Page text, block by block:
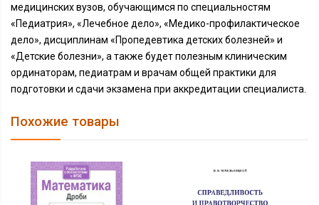
медицинских вузов, обучающимся по специальностям
«Педиатрия», «Лечебное дело», «Медико-профилактическое
дело», дисциплинам «Пропедевтика детских болезней» и
«Детские болезни», а также будет полезным клиническим
ординаторам, педиатрам и врачам общей практики для
подготовки и сдачи экзамена при аккредитации специалиста.
Похожие товары